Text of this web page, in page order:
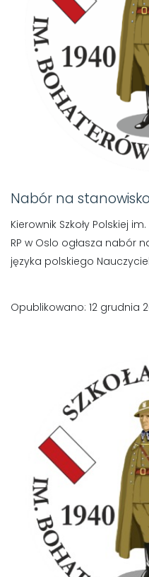
Nabór na
Kierownik Szkoły Polskiej
RP w Oslo ogłasza nabór
języka polskiego
Opublikowano: 12 grudnia